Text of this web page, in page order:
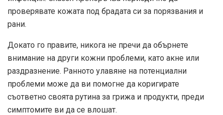
проверявате кожата под брадата си за порязвания и
рани.
Докато го правите, никога не пречи да обърнете
внимание на други кожни проблеми, като акне или
раздразнение. Ранното улавяне на потенциални
проблеми може да ви помогне да коригирате
съответно своята рутина за грижа и продукти, преди
симптомите ви да се влошат.